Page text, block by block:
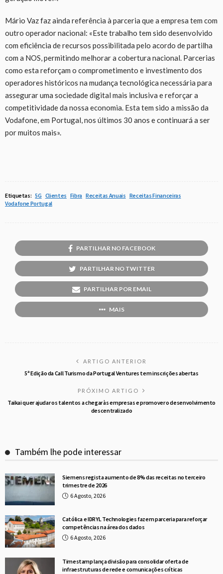
Mário Vaz faz ainda referência à parceria que a empresa tem com
outro operador nacional: «Este trabalho tem sido desenvolvido
com eficiência de recursos possibilitada pelo acordo de partilha
com a NOS, permitindo melhorar a cobertura nacional. Parcerias
como esta reforçam o comprometimento e investimento dos
operadores históricos na mudança tecnológica necessária para
assegurar uma sociedade digital mais inclusiva e reforçar a
competitividade da nossa economia. Esta tem sido a missão da
Vodafone, em Portugal, nos últimos 30 anos e continuará a ser
por muitos mais».
Etiquetas: 5G Clientes Fibra Receitas Anuais Receitas Financeiras
Vodafone Portugal
PARTILHAR NO FACEBOOK
PARTILHAR NO TWITTER
PARTILHAR POR EMAIL
MAIS
ARTIGO ANTERIOR
5ª Edição da Call Turismo da Portugal Ventures tem inscrições abertas
PRÓXIMO ARTIGO
Taikai quer ajudar os talentos a chegar às empresas e promover o desenvolvimento
descentralizado
Também lhe pode interessar
Siemens regista aumento de 8% das receitas no terceiro
trimestre de 2026
6 Agosto, 2026
Católica e IDRYL Technologies fazem parceria para reforçar
competências na área dos dados
6 Agosto, 2026
Timestamp lança divisão para consolidar oferta de
infraestruturas de rede e comunicações críticas